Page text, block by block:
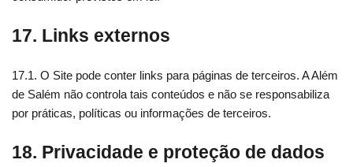
17. Links externos
17.1. O Site pode conter links para páginas de terceiros. A Além
de Salém não controla tais conteúdos e não se responsabiliza
por práticas, políticas ou informações de terceiros.
18. Privacidade e proteção de dados